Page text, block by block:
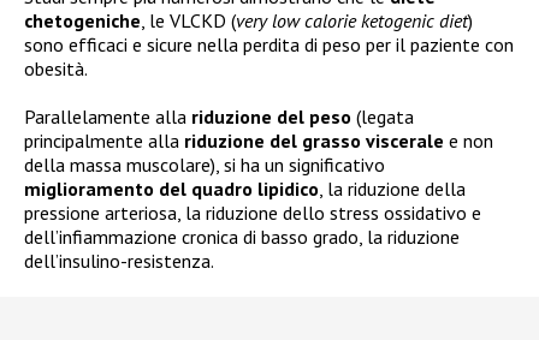
chetogeniche, le VLCKD (very low calorie ketogenic diet)
sono efficaci e sicure nella perdita di peso per il paziente con
obesità.
Parallelamente alla riduzione del peso (legata
principalmente alla riduzione del grasso viscerale e non
della massa muscolare), si ha un significativo
miglioramento del quadro lipidico, la riduzione della
pressione arteriosa, la riduzione dello stress ossidativo e
dell’infiammazione cronica di basso grado, la riduzione
dell’insulino-resistenza.